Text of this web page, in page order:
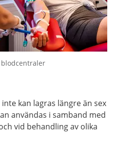
blodcentraler
kan lagras längre än sex
användas i samband med
vid behandling av olika